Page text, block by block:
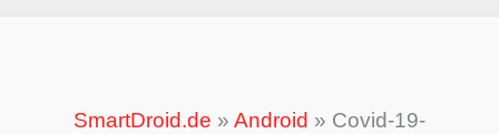
SmartDroid.de » Android » Covid-19-